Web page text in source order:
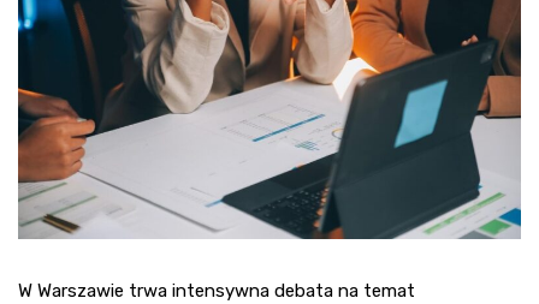
W Warszawie trwa intensywna debata na temat